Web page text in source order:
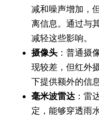
减和噪声增加，
离信息。通过与
减轻这些影响。
摄像头 ：普通摄
现较差，但红外
下提供额外的信
毫米波雷达 ：雷
定，能够穿透雨